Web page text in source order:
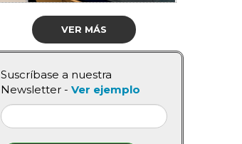
VER MÁS
Suscríbase a nuestra
Newsletter - Ver ejemplo